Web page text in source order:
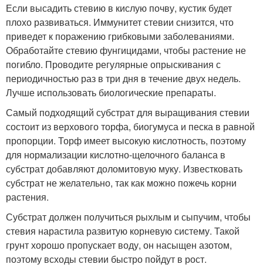
Если высадить стевию в кислую почву, кустик будет
плохо развиваться. Иммунитет стевии снизится, что
приведет к поражению грибковыми заболеваниями.
Обработайте стевию фунгицидами, чтобы растение не
погибло. Проводите регулярные опрыскивания с
периодичностью раз в три дня в течение двух недель.
Лучше использовать биологические препараты.
Самый подходящий субстрат для выращивания стевии
состоит из верхового торфа, биогумуса и песка в равной
пропорции. Торф имеет высокую кислотность, поэтому
для нормализации кислотно-щелочного баланса в
субстрат добавляют доломитовую муку. Известковать
субстрат не желательно, так как можно пожечь корни
растения.
Субстрат должен получиться рыхлым и сыпучим, чтобы
стевия нарастила развитую корневую систему. Такой
грунт хорошо пропускает воду, он насыщен азотом,
поэтому всходы стевии быстро пойдут в рост.